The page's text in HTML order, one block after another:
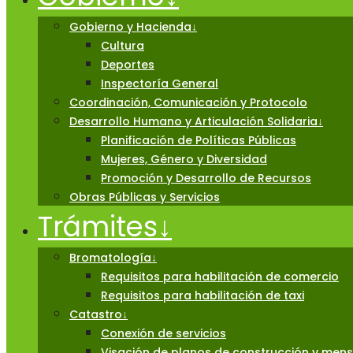
Gobierno y Hacienda↓
Cultura
Deportes
Inspectoría General
Coordinación, Comunicación y Protocolo
Desarrollo Humano y Articulación Solidaria↓
Planificación de Políticas Públicas
Mujeres, Género y Diversidad
Promoción y Desarrollo de Recursos
Obras Públicas y Servicios
Trámites↓
Bromatología↓
Requisitos para habilitación de comercio
Requisitos para habilitación de taxi
Catastro↓
Conexión de servicios